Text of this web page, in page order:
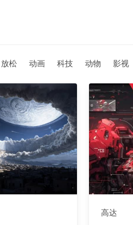
放松 动画 科技 动物 影视
高达